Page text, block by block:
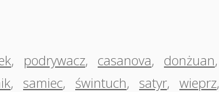
, podrywacz, casanova, donżuan,
, samiec, świntuch, satyr, wieprz,